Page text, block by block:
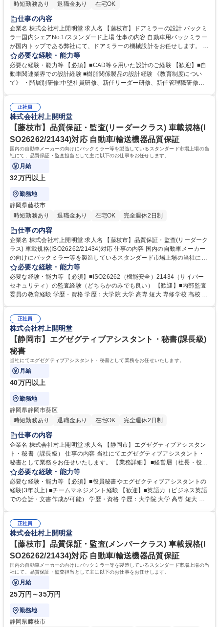
時短勤務あり
退職金あり 在宅OK
仕事の内容
企業名 株式会社村上開明堂 求人名 【藤枝市】ドアミラーの設計 バックミ
ラー国内シェアNo.1/スタンダード上場 仕事の内容 自動車用バックミラー
が国内トップである弊社にて、ドアミラーの機械設計をお任せします。 ・
ご経験に応じて、入社後はメンバーの設計サポートをしながら仕事に慣れ
て頂きます。 ・将来的には担当を持って頂き、設計やお客様との折衝等を
お任せいたします。 ※業務の変更範囲：会社の定める業務 募集職種 【藤
枝市】ドアミラーの設計 バックミラー国内シェアNo.1/スタンダード上場
必要な経験・能力等
必要な経験・能力等 【必須】■CAD等を用いた設計のご経験 【歓迎】■自
動車関連業界での設計経験 ■樹脂関係製品の設計経験 《教育制度につい
て》 ・階層別研修:中堅社員研修、新任リーダー研修、新任管理職研修等
・その他:大学院派遣、海外赴任前教育、海外関連会社等での長期研修等
学歴・資格 学歴：大学院 大学 高専 短大 専修学校 高校 語学力： 資格：
正社員
株式会社村上開明堂
【藤枝市】品質保証・監査(リーダークラス) 車載規格(I
SO26262/21434)対応 自動車/輸送機器品質保証
国内の自動車メーカーの向けにバックミラー等を製造しているスタンダード市場上場の当
社にて、品質保証・監査担当として主に以下のお仕事をお任せします。
月給
32万円以上
勤務地
静岡県藤枝市
時短勤務あり
退職金あり 在宅OK 完全週休2日制
仕事の内容
企業名 株式会社村上開明堂 求人名 【藤枝市】品質保証・監査(リーダーク
ラス) 車載規格(ISO26262/21434)対応 仕事の内容 国内の自動車メーカー
の向けにバックミラー等を製造しているスタンダード市場上場の当社に
て、品質保証・監査担当として主に以下のお仕事をお任せします。 【業務
詳細】 ■ISO26262/21434の新規取得に向けた体制の構築 ■上記取得後の
運用面での対応業務 ■その他外部監査（IATF、各国認証監査等）における
各部署との調整、対応 ■規格変更に伴う社内への展開 ■内部監査実施～取
必要な経験・能力等
必要な経験・能力等 【必須】■ISO26262（機能安全）21434（サイバー
セキュリティ）の監査経験（どちらかのみでも良い） 【歓迎】■内部監査
委員の教育経験 学歴・資格 学歴：大学院 大学 高専 短大 専修学校 高校 語
正社員
株式会社村上開明堂
【静岡市】エグゼグティブアシスタント・秘書(課長級)
秘書
当社にてエグゼグティブアシスタント・秘書として業務をお任せいたします。
月給
40万円以上
勤務地
静岡県静岡市葵区
時短勤務あり
退職金あり 在宅OK 完全週休2日制
仕事の内容
企業名 株式会社村上開明堂 求人名 【静岡市】エグゼグティブアシスタン
ト・秘書（課長級） 仕事の内容 当社にてエグゼグティブアシスタント・
秘書として業務をお任せいたします。 【業務詳細】 ■経営層（社長・役
員）とのスケジュール管理、出張・会食手配 ■社内外との連絡・調整業務
■会議資料・議事録の作成 ■秘書チーム（2～5名）のマネジメント ■社内
外の慶弔対応 ■経営層の業務支援（情報収集、報告書作成など） ※業務の
変更範囲：会社の定める業務 募集職種 【静岡市】エグゼグティブアシス
必要な経験・能力等
必要な経験・能力等 【必須】■役員秘書やエグゼクティブアシスタントの
経験(3年以上) ■チームマネジメント経験 【歓迎】■英語力（ビジネス英語
での会話・文書作成が可能） 学歴・資格 学歴：大学院 大学 高専 短大 専
正社員
株式会社村上開明堂
【藤枝市】品質保証・監査(メンバークラス) 車載規格(I
SO26262/21434)対応 自動車/輸送機器品質保証
国内の自動車メーカーの向けにバックミラー等を製造しているスタンダード市場上場の当
社にて、品質保証・監査担当として主に以下のお仕事をお任せします。
月給
25万円～35万円
勤務地
静岡県藤枝市